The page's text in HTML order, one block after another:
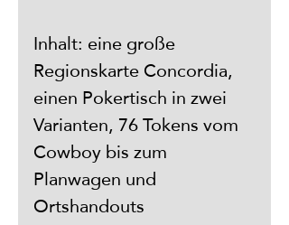
Inhalt: eine große
Regionskarte Concordia,
einen Pokertisch in zwei
Varianten, 76 Tokens vom
Cowboy bis zum
Planwagen und
Ortshandouts